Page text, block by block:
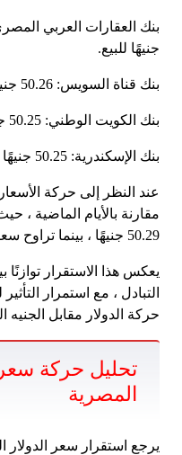
جنيهًا للبيع.
بنك قناة السويس: 50.26 جنيهًا للشراء ، 50.36 جنيهًا للبيع.
بنك الكويت الوطني: 50.25 جنيهًا للشراء ، 50.35 جنيهًا للبيع.
بنك الإسكندرية: 50.25 جنيهًا للشراء ، 50.35 جنيهًا للبيع.
عند النظر إلى حركة
50.29 جنيهًا ، بينما تراوح سعر البيع بين 50.34 و 50.38 جنيهًا.
يعكس هذا الاستقرار
التبادل ، مع استمرار
حركة الدولار مقابل
تحليل حركة
المصرية
يرجع استقرار سعر